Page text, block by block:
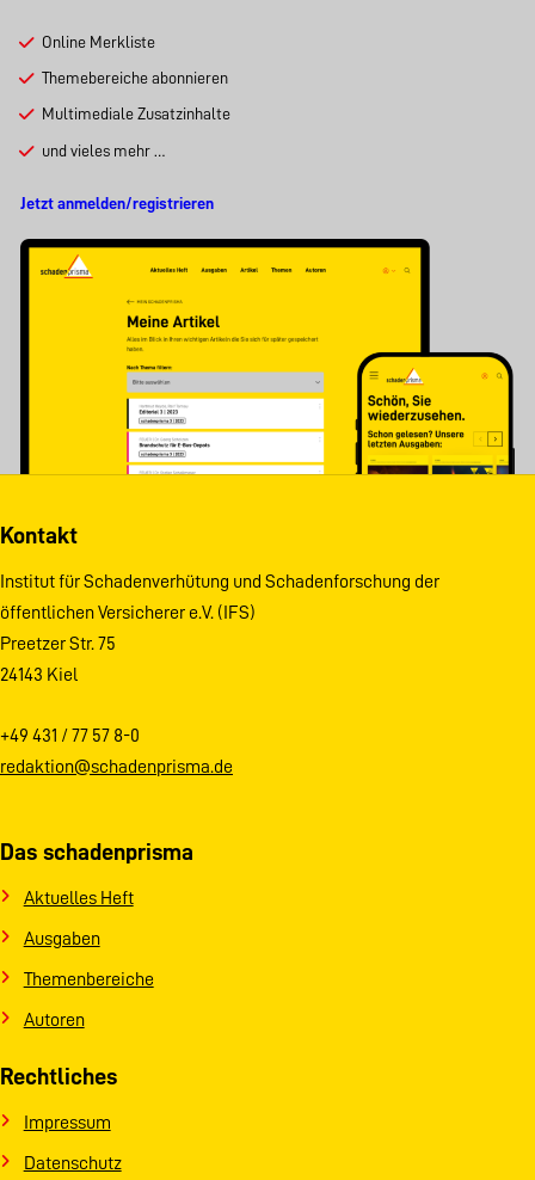
Online Merkliste
Themebereiche abonnieren
Multimediale Zusatzinhalte
und vieles mehr …
Jetzt anmelden/registrieren
Kontakt
Institut für Schadenverhütung und Schadenforschung der
öffentlichen Versicherer e.V. (IFS)
Preetzer Str. 75
24143 Kiel
+49 431 / 77 57 8-0
redaktion@schadenprisma.de
Das schadenprisma
Aktuelles Heft
Ausgaben
Themenbereiche
Autoren
Rechtliches
Impressum
Datenschutz